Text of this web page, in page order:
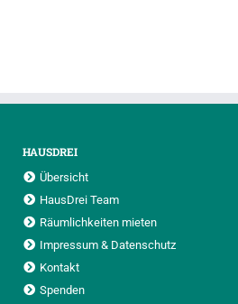
HAUSDREI
Übersicht
HausDrei Team
Räumlichkeiten mieten
Impressum & Datenschutz
Kontakt
Spenden